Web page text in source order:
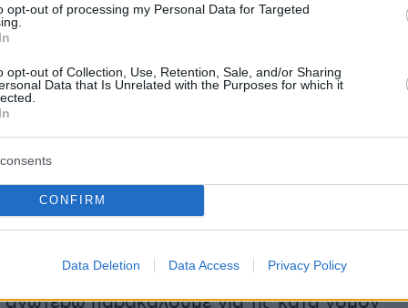
opt-out of processing my Personal Data for Targeted
opt-out of Collection, Use, Retention, Sale, and/or Sharing
Data that Is Unrelated with the Purposes for which it
CONFIRM
Data Deletion Data Access Privacy Policy
επιχειρήσεων, ανθρωποκτονίες, βαριές
νομιμοποίηση εσόδων από
δραστηριότητα, σοβαρή παραβατικότητα
την πολεοδομική νομοθεσία, τη νομοθεσία
των αρχαιοτήτων, του περιβάλλοντος,
δραστηριότητα δεν περιορίζεται στο νησί της
φαίνεται ότι επεκτείνεται και σε άλλα
ακόμα δε και στην Αθήνα και στη
παρακαλούμε για τις κατά νόμον